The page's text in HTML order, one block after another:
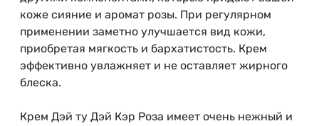
коже сияние и аромат розы. При регулярном
применении заметно улучшается вид кожи,
приобретая мягкость и бархатистость. Крем
эффективно увлажняет и не оставляет жирного
блеска.
Крем Дэй ту Дэй Кэр Роза имеет очень нежный и